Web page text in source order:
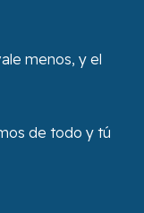
menos, y el
de todo y tú